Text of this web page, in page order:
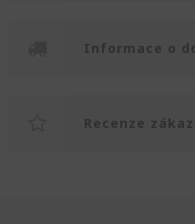
Informace o
Recenze